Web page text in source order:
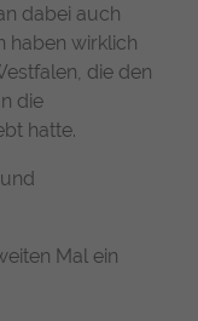
dabei auch
haben wirklich
die den
die
hatte.
Mal ein
genutzt,
während der
Daten
und
zu
Barrow